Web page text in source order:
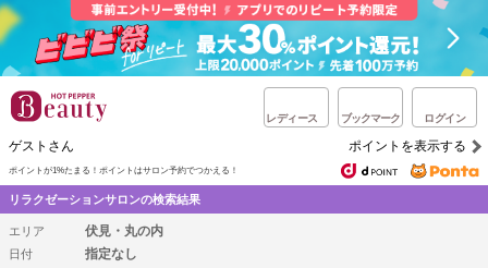
レディース ブックマーク ログイン
ゲストさん ポイントを表示する
ポイントが1%たまる！ ポイントはサロン予約でつかえる！
リラクゼーションサロンの検索結果
エリア 伏見・丸の内
日付 指定なし